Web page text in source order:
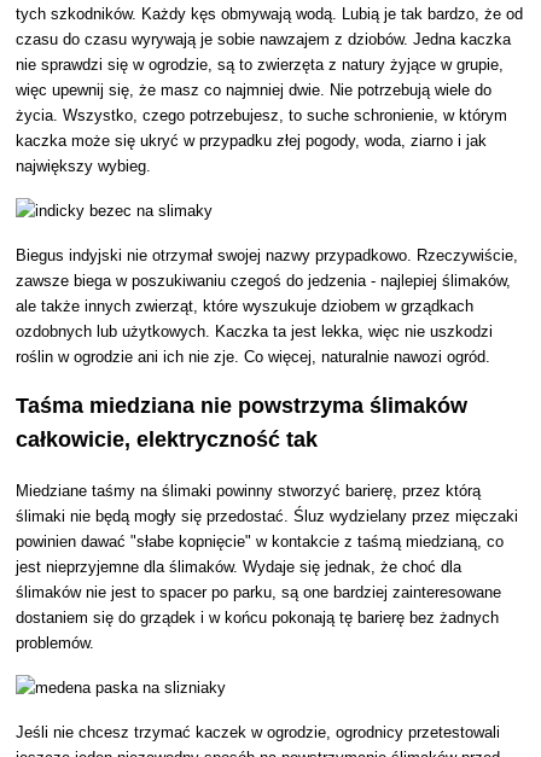
tych szkodników. Każdy kęs obmywają wodą. Lubią je tak bardzo, że od
czasu do czasu wyrywają je sobie nawzajem z dziobów. Jedna kaczka
nie sprawdzi się w ogrodzie, są to zwierzęta z natury żyjące w grupie,
więc upewnij się, że masz co najmniej dwie. Nie potrzebują wiele do
życia. Wszystko, czego potrzebujesz, to suche schronienie, w którym
kaczka może się ukryć w przypadku złej pogody, woda, ziarno i jak
największy wybieg.
Biegus indyjski nie otrzymał swojej nazwy przypadkowo. Rzeczywiście,
zawsze biega w poszukiwaniu czegoś do jedzenia - najlepiej ślimaków,
ale także innych zwierząt, które wyszukuje dziobem w grządkach
ozdobnych lub użytkowych. Kaczka ta jest lekka, więc nie uszkodzi
roślin w ogrodzie ani ich nie zje. Co więcej, naturalnie nawozi ogród.
Taśma miedziana nie powstrzyma ślimaków
całkowicie, elektryczność tak
Miedziane taśmy na ślimaki powinny stworzyć barierę, przez którą
ślimaki nie będą mogły się przedostać. Śluz wydzielany przez mięczaki
powinien dawać "słabe kopnięcie" w kontakcie z taśmą miedzianą, co
jest nieprzyjemne dla ślimaków. Wydaje się jednak, że choć dla
ślimaków nie jest to spacer po parku, są one bardziej zainteresowane
dostaniem się do grządek i w końcu pokonają tę barierę bez żadnych
problemów.
Jeśli nie chcesz trzymać kaczek w ogrodzie, ogrodnicy przetestowali